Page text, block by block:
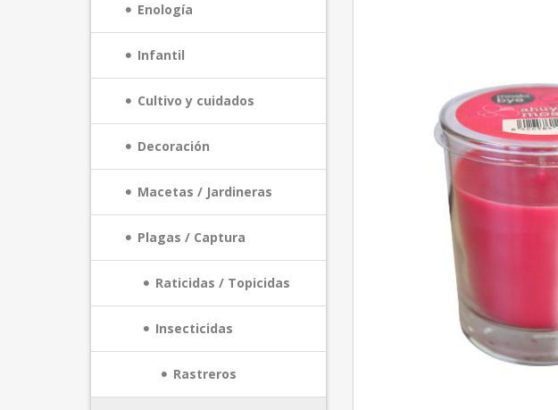
Enología
Infantil
Cultivo y cuidados
Decoración
Macetas / Jardineras
Plagas / Captura
Raticidas / Topicidas
Insecticidas
Rastreros